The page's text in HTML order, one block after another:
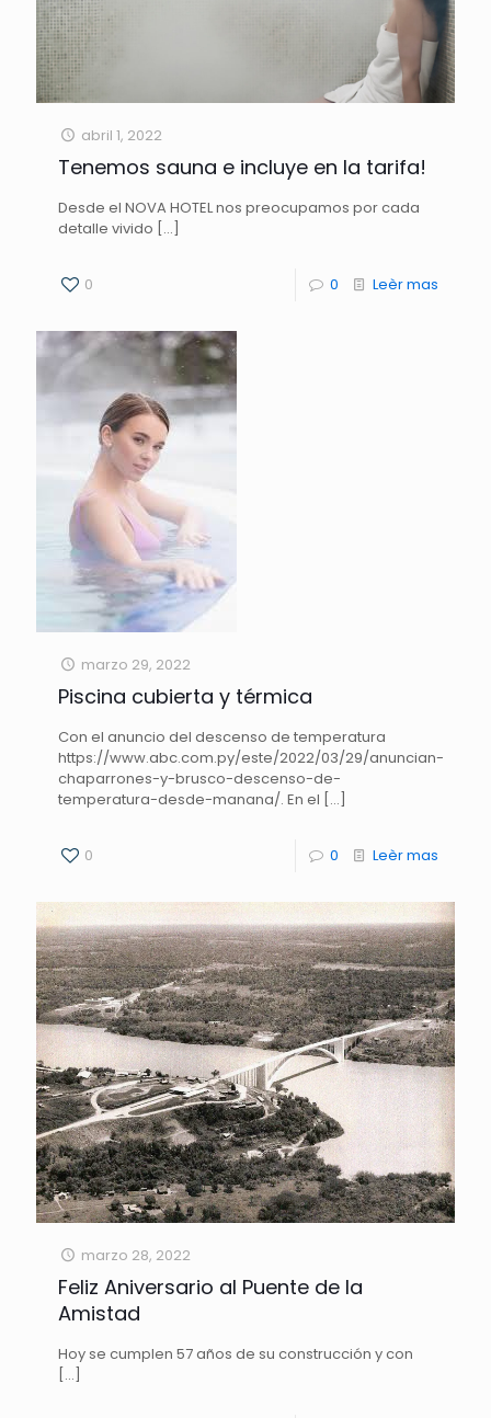
abril 1, 2022
Tenemos sauna e incluye en la tarifa!
Desde el NOVA HOTEL nos preocupamos por cada
detalle vivido […]
0 0 Leèr mas
marzo 29, 2022
Piscina cubierta y térmica
Con el anuncio del descenso de temperatura
https://www.abc.com.py/este/2022/03/29/anuncian-
chaparrones-y-brusco-descenso-de-
temperatura-desde-manana/. En el […]
0 0 Leèr mas
marzo 28, 2022
Feliz Aniversario al Puente de la
Amistad
Hoy se cumplen 57 años de su construcción y con
[…]